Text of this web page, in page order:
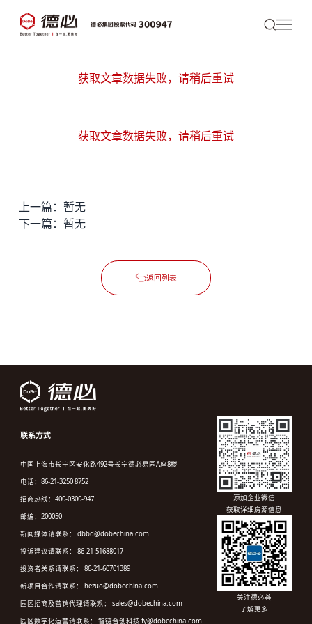
获取文章数据失败，请稍后重试
获取文章数据失败，请稍后重试
上一篇：暂无
下一篇：暂无
返回列表
联系方式
中国上海市长宁区安化路492号长宁德必易园A座8楼
电话：86-21-3250 8752
招商热线：400-0300-947
邮编：200050
新闻媒体请联系： dbbd@dobechina.com
投诉建议请联系： 86-21-51688017
投资者关系请联系： 86-21-60701389
新项目合作请联系： hezuo@dobechina.com
园区招商及营销代理请联系： sales@dobechina.com
园区数字化运营请联系： 智链合创科技 fy@dobechina.com
添加企业微信
获取详细房源信息
关注德必荟
了解更多